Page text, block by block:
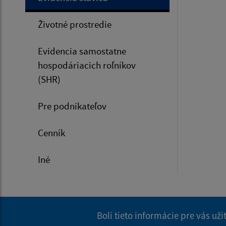
Životné prostredie
Evidencia samostatne
hospodáriacich roľníkov
(SHR)
Pre podnikateľov
Cenník
Iné
Boli tieto informácie pre vás